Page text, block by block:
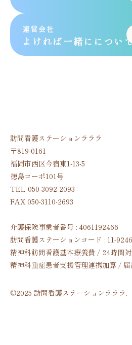
運営会社
よければ一緒にについ
訪問看護ステーションラララ
〒819-0161
福岡市西区今宿東1-13-5
徳島コーポ101号
TEL 050-3092-2093
FAX 050-3110-2693
介護保険事業者番号 : 4061192466
訪問看護ステーションコード : 11-
精神科訪問看護基本療養費 / 24時間
精神科重症患者支援管理連携加算 /
©2025 訪問看護ステーションラララ.